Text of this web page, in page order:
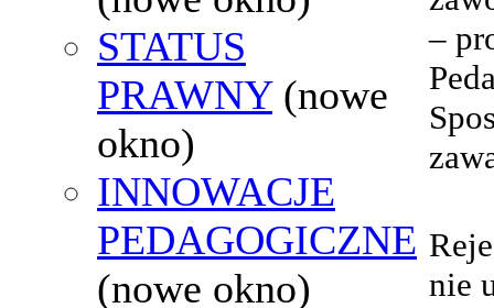
STATUS
PRAWNY (nowe
okno)
INNOWACJE
PEDAGOGICZNE
(nowe okno)
–
nie